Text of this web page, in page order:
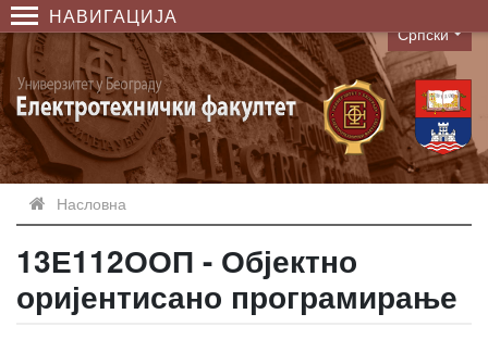
НАВИГАЦИЈА
Language
Српски
Насловна
13Е112ООП - Објектно
оријентисано програмирање